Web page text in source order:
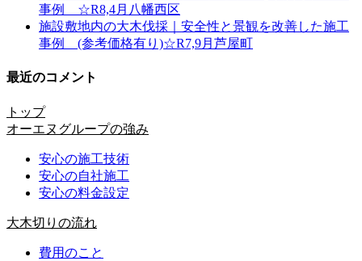
事例 ☆R8,4月八幡西区
施設敷地内の大木伐採｜安全性と景観を改善した施工
事例 (参考価格有り)☆R7,9月芦屋町
最近のコメント
トップ
オーエヌグループの強み
安心の施工技術
安心の自社施工
安心の料金設定
大木切りの流れ
費用のこと